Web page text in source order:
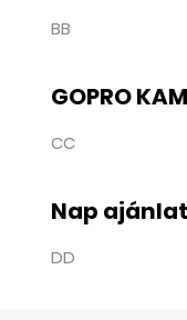
BB
GOPRO
CC
Nap
DD